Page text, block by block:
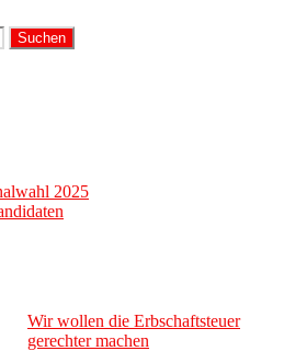
2025
Wir wollen die Erbschaftsteuer
gerechter machen